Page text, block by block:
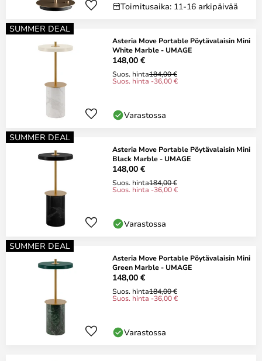
Toimitusaika: 11-16 arkipäivää
SUMMER DEAL
Asteria Move Portable Pöytävalaisin Mini
White Marble - UMAGE
148,00 €
Suos. hinta184,00 €
Suos. hinta -36,00 €
Varastossa
SUMMER DEAL
Asteria Move Portable Pöytävalaisin Mini
Black Marble - UMAGE
148,00 €
Suos. hinta184,00 €
Suos. hinta -36,00 €
Varastossa
SUMMER DEAL
Asteria Move Portable Pöytävalaisin Mini
Green Marble - UMAGE
148,00 €
Suos. hinta184,00 €
Suos. hinta -36,00 €
Varastossa